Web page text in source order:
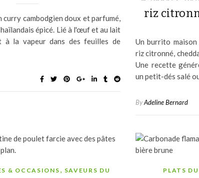
curry cambodgien doux et parfumé,
épicé. Lié à l'œuf et au lait
la vapeur dans des feuilles de
riz
Un burrito
riz citronné,
Une recette
un petit-dés salé
ByAdeline Bernard
& OCCASIONS , SAVEURS DU
PLATS